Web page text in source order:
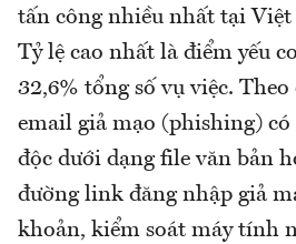
tấn công nhiều nhất tại
Tỷ lệ cao nhất là điểm yếu
32,6% tổng số vụ việc.
email giả mạo (phishing)
độc dưới dạng file văn bản
đường link đăng nhập giả
khoản, kiểm soát máy tính